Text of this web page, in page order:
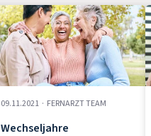
09.11.2021 · FERNARZT TEAM
Wechseljahre